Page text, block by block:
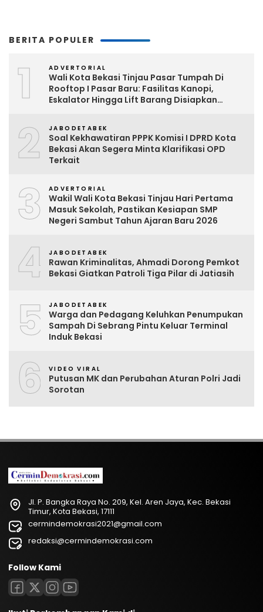
BERITA POPULER
1 ADVERTORIAL
Wali Kota Bekasi Tinjau Pasar Tumpah Di
Rooftop I Pasar Baru: Fasilitas Kanopi,
Eskalator Hingga Lift Barang Disiapkan
2 JABODETABEK
Soal Kekhawatiran PPPK Komisi I DPRD Kota
Bekasi Akan Segera Minta Klarifikasi OPD
Terkait
3 ADVERTORIAL
Wakil Wali Kota Bekasi Tinjau Hari Pertama
Masuk Sekolah, Pastikan Kesiapan SMP
Negeri Sambut Tahun Ajaran Baru 2026
4 JABODETABEK
Rawan Kriminalitas, Ahmadi Dorong Pemkot
Bekasi Giatkan Patroli Tiga Pilar di Jatiasih
5 JABODETABEK
Warga dan Pedagang Keluhkan Penumpukan
Sampah Di Sebrang Pintu Keluar Terminal
Induk Bekasi
6 VIDEO VIRAL
Putusan MK dan Perubahan Aturan Polri Jadi
Sorotan
Jl. P. Bangka Raya No. 209, Kel. Aren Jaya, Kec. Bekasi
Timur, Kota Bekasi, 17111
cermindemokrasi2021@gmail.com
redaksi@cermindemokrasi.com
Follow Kami